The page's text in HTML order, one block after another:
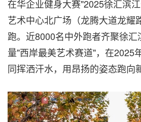
在华企业健身大赛"2025徐汇滨
艺术中心北广场（龙腾大道龙耀
跑。近8000名中外跑者齐聚徐
量"西岸最美艺术赛道"，在2025
同挥洒汗水，用昂扬的姿态跑向